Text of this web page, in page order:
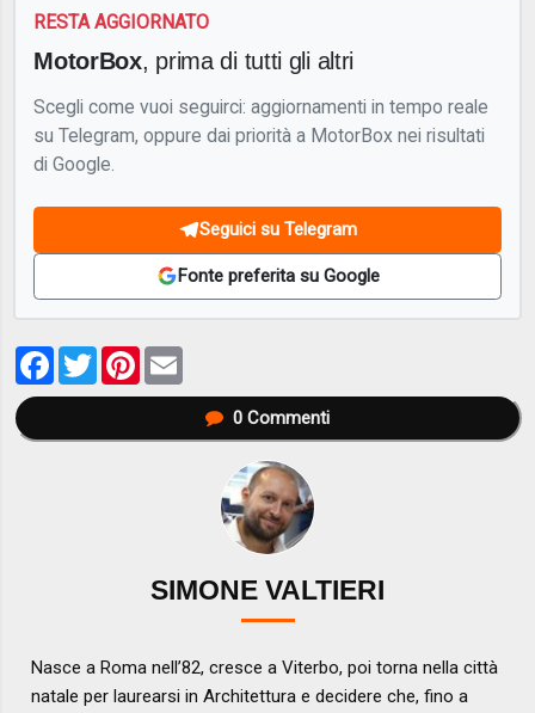
RESTA AGGIORNATO
MotorBox, prima di tutti gli altri
Scegli come vuoi seguirci: aggiornamenti in tempo reale
su Telegram, oppure dai priorità a MotorBox nei risultati
di Google.
Seguici su Telegram
Fonte preferita su Google
Facebook
TwitterPinterest
0Commenti
SIMONE VALTIERI
Nasce a Roma nell’82, cresce a Viterbo, poi torna nella città
natale per laurearsi in Architettura e decidere che, fino a